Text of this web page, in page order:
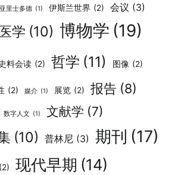
亚里士多德 (1) 伊斯兰世界 (2) 会议 (3)
医学 (10) 博物学 (19)
史料会读 (2) 哲学 (11) 图像 (2)
(2) 媒介 (1) 展览 (2) 报告 (8)
数字人文 (1) 文献学 (7)
(10) 普林尼 (3) 期刊 (17)
(2) 现代早期 (14)